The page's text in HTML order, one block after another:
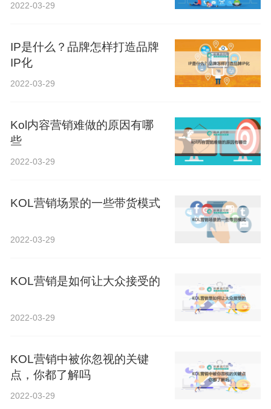
2022-03-29
IP是什么？品牌怎样打造品牌
IP化
2022-03-29
Kol内容营销难做的原因有哪
些
2022-03-29
KOL营销场景的一些带货模式
2022-03-29
KOL营销是如何让大众接受的
2022-03-29
KOL营销中被你忽视的关键
点，你都了解吗
2022-03-29